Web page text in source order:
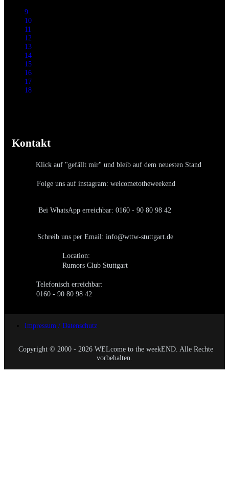
9
10
11
12
13
14
15
16
17
18
Kontakt
Klick auf "gefällt mir" und bleib auf dem neuesten Stand
Folge uns auf instagram: welcometotheweekend
Bei WhatsApp erreichbar: 0160 - 90 80 98 42
Schreib uns per Email: info@wttw-stuttgart.de
Location:
Rumors Club Stuttgart
Telefonisch erreichbar:
0160 - 90 80 98 42
Impressum / Datenschutz
Copyright © 2000 - 2026 WELcome to the weekEND. Alle Rechte
vorbehalten.